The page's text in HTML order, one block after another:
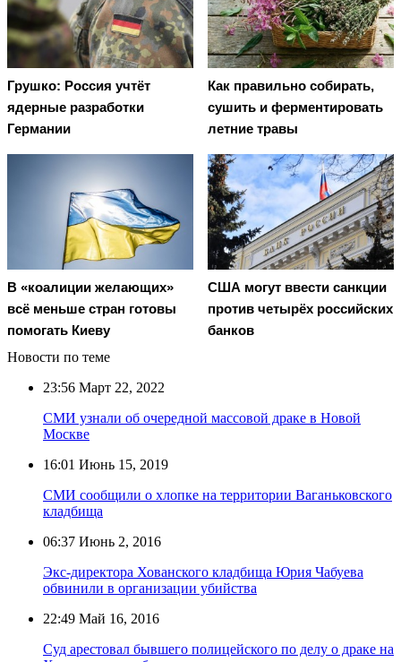
Грушко: Россия учтёт
ядерные разработки
Германии
Как правильно собирать,
сушить и ферментировать
летние травы
В «коалиции желающих»
всё меньше стран готовы
помогать Киеву
США могут ввести санкции
против четырёх российских
банков
Новости по теме
23:56 Март 22, 2022
СМИ узнали об очередной массовой драке в Новой
Москве
16:01 Июнь 15, 2019
СМИ сообщили о хлопке на территории Ваганьковского
кладбища
06:37 Июнь 2, 2016
Экс-директора Хованского кладбища Юрия Чабуева
обвинили в организации убийства
22:49 Май 16, 2016
Суд арестовал бывшего полицейского по делу о драке на